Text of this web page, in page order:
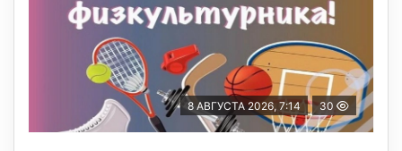
8 АВГУСТА 2026, 7:14 30